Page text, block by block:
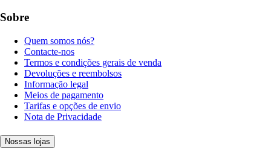
Sobre
Quem somos nós?
Contacte-nos
Termos e condições gerais de venda
Devoluções e reembolsos
Informação legal
Meios de pagamento
Tarifas e opções de envio
Nota de Privacidade
Nossas lojas